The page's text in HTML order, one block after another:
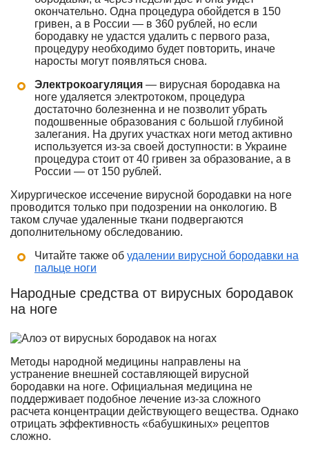
окончательно. Одна процедура обойдется в 150
гривен, а в России — в 360 рублей, но если
бородавку не удастся удалить с первого раза,
процедуру необходимо будет повторить, иначе
наросты могут появляться снова.
Электрокоагуляция — вирусная бородавка на
ноге удаляется электротоком, процедура
достаточно болезненна и не позволит убрать
подошвенные образования с большой глубиной
залегания. На других участках ноги метод активно
используется из-за своей доступности: в Украине
процедура стоит от 40 гривен за образование, а в
России — от 150 рублей.
Хирургическое иссечение вирусной бородавки на ноге
проводится только при подозрении на онкологию. В
таком случае удаленные ткани подвергаются
дополнительному обследованию.
Читайте также об удалении вирусной бородавки на
пальце ноги
Народные средства от вирусных бородавок
на ноге
Методы народной медицины направлены на
устранение внешней составляющей вирусной
бородавки на ноге. Официальная медицина не
поддерживает подобное лечение из-за сложного
расчета концентрации действующего вещества. Однако
отрицать эффективность «бабушкиных» рецептов
сложно.